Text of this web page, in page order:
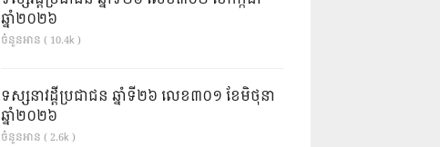
ឆ្នាំ២០២៦
ចំនួនអាន ( 10.4k )
ទស្សនាវដ្ដីប្រជាជន ឆ្នាំទី២៦ លេខ៣០១ ខែមិថុនា
ឆ្នាំ២០២៦
ចំនួនអាន ( 2.6k )